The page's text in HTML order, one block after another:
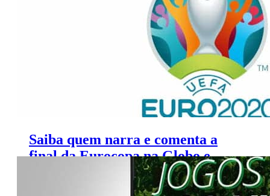
Saiba quem narra e comenta a
final da Eurocopa na Globo e